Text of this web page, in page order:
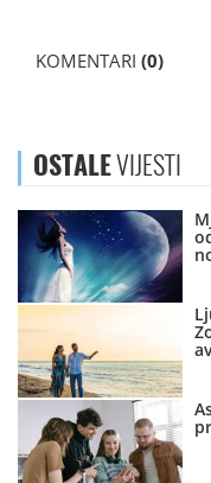
KOMENTARI (0)
OSTALEVIJESTI